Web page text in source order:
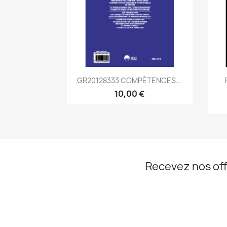
Aperçu rapide
GR20128333 COMPÉTENCES...
10,00 €
Recevez nos